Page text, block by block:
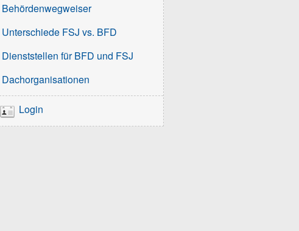
Behördenwegweiser
Unterschiede FSJ vs. BFD
Dienststellen für BFD und FSJ
Dachorganisationen
Login